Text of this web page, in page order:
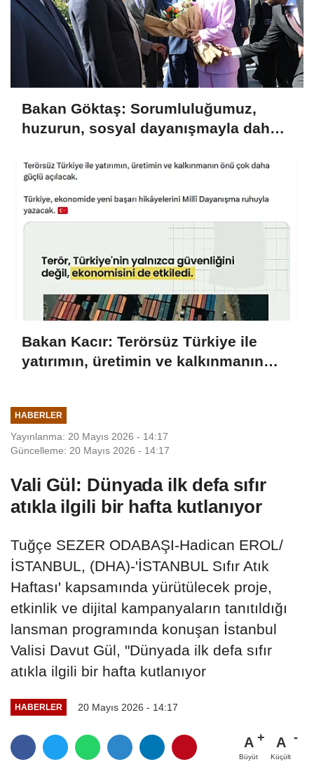
Bakan Göktaş: Sorumluluğumuz,
huzurun, sosyal dayanışmayla daha
Bakan Kacır: Terörsüz Türkiye ile
yatırımın, üretimin ve kalkınmanın
HABERLER
Yayınlanma: 20 Mayıs 2026 - 14:17
Güncelleme: 20 Mayıs 2026 - 14:17
Vali Gül: Dünyada ilk defa sıfır
atıkla ilgili bir hafta kutlanıyor
Tuğçe SEZER ODABAŞI-Hadican EROL/
İSTANBUL, (DHA)-'İSTANBUL Sıfır Atık
Haftası' kapsamında yürütülecek proje,
etkinlik ve dijital kampanyaların tanıtıldığı
lansman programında konuşan İstanbul
Valisi Davut Gül, "Dünyada ilk defa sıfır
atıkla ilgili bir hafta kutlanıyor
HABERLER 20 Mayıs 2026 - 14:17
A
Büyüt
A
Küçült